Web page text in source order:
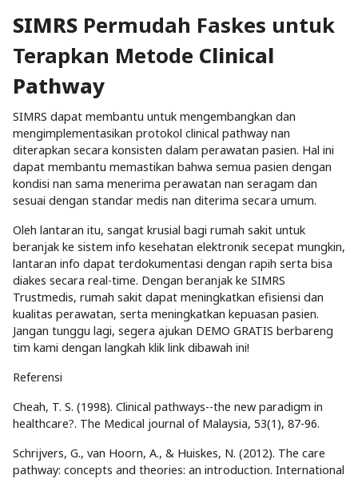
SIMRS Permudah Faskes untuk
Terapkan Metode Clinical
Pathway
SIMRS dapat membantu untuk mengembangkan dan
mengimplementasikan protokol clinical pathway nan
diterapkan secara konsisten dalam perawatan pasien. Hal ini
dapat membantu memastikan bahwa semua pasien dengan
kondisi nan sama menerima perawatan nan seragam dan
sesuai dengan standar medis nan diterima secara umum.
Oleh lantaran itu, sangat krusial bagi rumah sakit untuk
beranjak ke sistem info kesehatan elektronik secepat mungkin,
lantaran info dapat terdokumentasi dengan rapih serta bisa
diakes secara real-time. Dengan beranjak ke SIMRS
Trustmedis, rumah sakit dapat meningkatkan efisiensi dan
kualitas perawatan, serta meningkatkan kepuasan pasien.
Jangan tunggu lagi, segera ajukan DEMO GRATIS berbareng
tim kami dengan langkah klik link dibawah ini!
Referensi
Cheah, T. S. (1998). Clinical pathways--the new paradigm in
healthcare?. The Medical journal of Malaysia, 53(1), 87-96.
Schrijvers, G., van Hoorn, A., & Huiskes, N. (2012). The care
pathway: concepts and theories: an introduction. International